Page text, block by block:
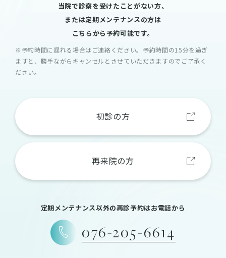
当院で診察を受けたことがない方、
または定期メンテナンスの方は
こちらから予約可能です。
※予約時間に遅れる場合はご連絡ください。予約時間の15分を過ぎ
ますと、 勝手ながらキャンセルとさせていただきますのでご了承く
ださい。
初診の方
再来院の方
定期メンテナンス以外の再診予約はお電話から
076-205-6614